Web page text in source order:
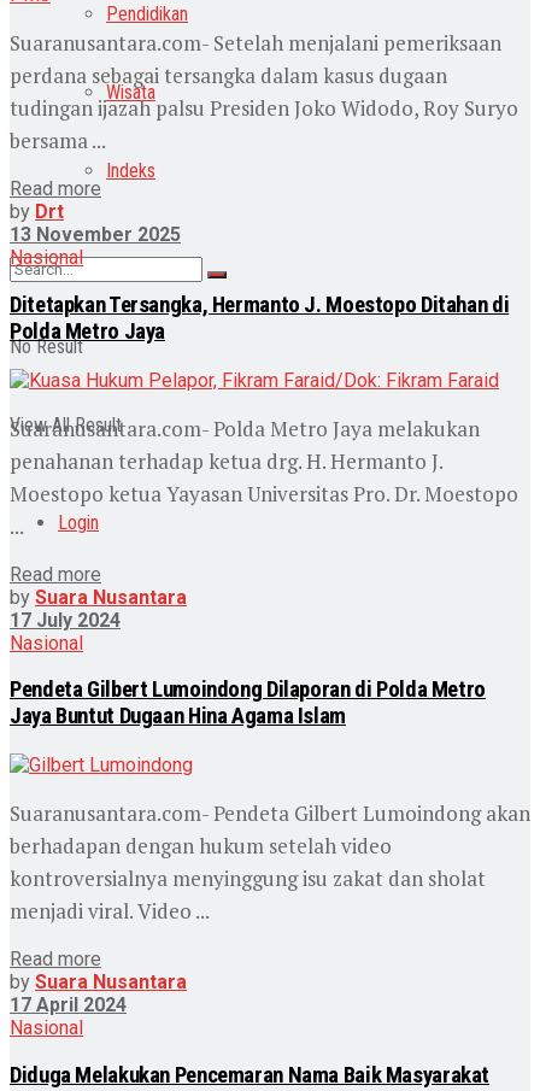
Pendidikan
Wisata
Indeks
No Result
View All Result
Login
Suaranusantara.com- Setelah menjalani pemeriksaan
perdana sebagai tersangka dalam kasus dugaan
tudingan ijazah palsu Presiden Joko Widodo, Roy Suryo
bersama ...
Read more
by Drt
13 November 2025
Nasional
Ditetapkan Tersangka, Hermanto J. Moestopo Ditahan di
Polda Metro Jaya
Suaranusantara.com- Polda Metro Jaya melakukan
penahanan terhadap ketua drg. H. Hermanto J.
Moestopo ketua Yayasan Universitas Pro. Dr. Moestopo
...
Read more
by Suara Nusantara
17 July 2024
Nasional
Pendeta Gilbert Lumoindong Dilaporan di Polda Metro
Jaya Buntut Dugaan Hina Agama Islam
Suaranusantara.com- Pendeta Gilbert Lumoindong akan
berhadapan dengan hukum setelah video
kontroversialnya menyinggung isu zakat dan sholat
menjadi viral. Video ...
Read more
by Suara Nusantara
17 April 2024
Nasional
Diduga Melakukan Pencemaran Nama Baik Masyarakat